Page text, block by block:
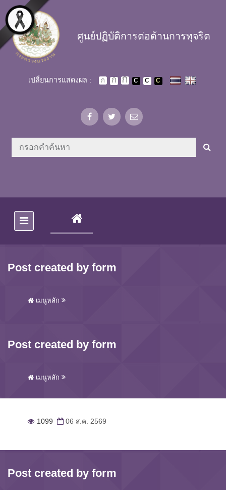
Skip to main content
ศูนย์ปฏิบัติการต่อต้านการทุจริต
เปลี่ยนการแสดงผล :
(CURRENT)
Post created by form
เมนูหลัก
Post created by form
เมนูหลัก
1099 06 ส.ค. 2569
Post created by form